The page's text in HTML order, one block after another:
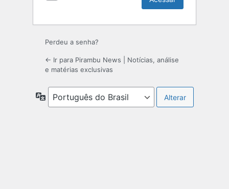
Perdeu a senha?
← Ir para Pirambu News | Notícias, análise
e matérias exclusivas
Idioma